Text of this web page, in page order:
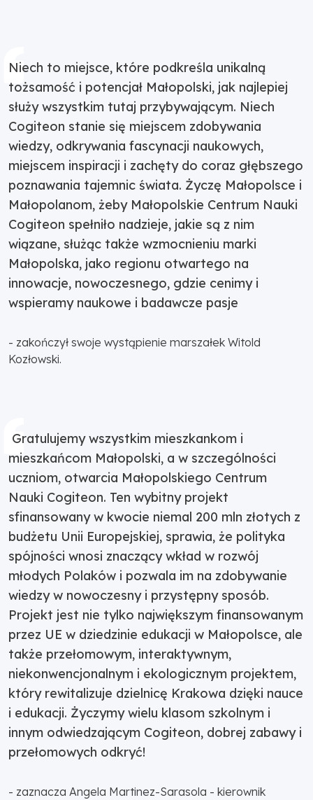
Niech to miejsce, które podkreśla unikalną
tożsamość i potencjał Małopolski, jak najlepiej
służy wszystkim tutaj przybywającym. Niech
Cogiteon stanie się miejscem zdobywania
wiedzy, odkrywania fascynacji naukowych,
miejscem inspiracji i zachęty do coraz głębszego
poznawania tajemnic świata. Życzę Małopolsce i
Małopolanom, żeby Małopolskie Centrum Nauki
Cogiteon spełniło nadzieje, jakie są z nim
wiązane, służąc także wzmocnieniu marki
Małopolska, jako regionu otwartego na
innowacje, nowoczesnego, gdzie cenimy i
wspieramy naukowe i badawcze pasje
- zakończył swoje wystąpienie marszałek Witold
Kozłowski.
Gratulujemy wszystkim mieszkankom i
mieszkańcom Małopolski, a w szczególności
uczniom, otwarcia Małopolskiego Centrum
Nauki Cogiteon. Ten wybitny projekt
sfinansowany w kwocie niemal 200 mln złotych z
budżetu Unii Europejskiej, sprawia, że polityka
spójności wnosi znaczący wkład w rozwój
młodych Polaków i pozwala im na zdobywanie
wiedzy w nowoczesny i przystępny sposób.
Projekt jest nie tylko największym finansowanym
przez UE w dziedzinie edukacji w Małopolsce, ale
także przełomowym, interaktywnym,
niekonwencjonalnym i ekologicznym projektem,
który rewitalizuje dzielnicę Krakowa dzięki nauce
i edukacji. Życzymy wielu klasom szkolnym i
innym odwiedzającym Cogiteon, dobrej zabawy i
przełomowych odkryć!
- zaznacza Angela Martinez-Sarasola - kierownik